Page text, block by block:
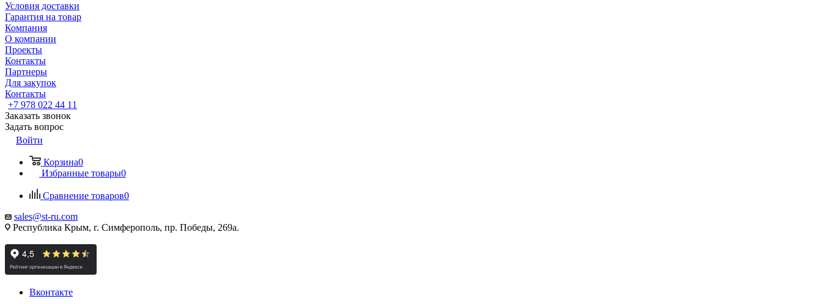
Условия доставки
Гарантия на товар
Компания
О компании
Проекты
Контакты
Партнеры
Для закупок
Контакты
+7 978 022 44 11
Заказать звонок
Задать вопрос
Войти
Корзина0
Избранные товары0
Сравнение товаров0
sales@st-ru.com
Республика Крым, г. Симферополь, пр. Победы, 269а.
Вконтакте